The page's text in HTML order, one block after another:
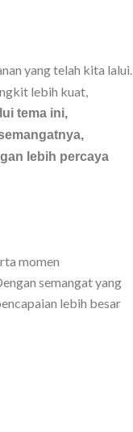
yang telah kita lalui.
lebih kuat,
tema ini,
lebih percaya
momen
semangat yang
lebih besar